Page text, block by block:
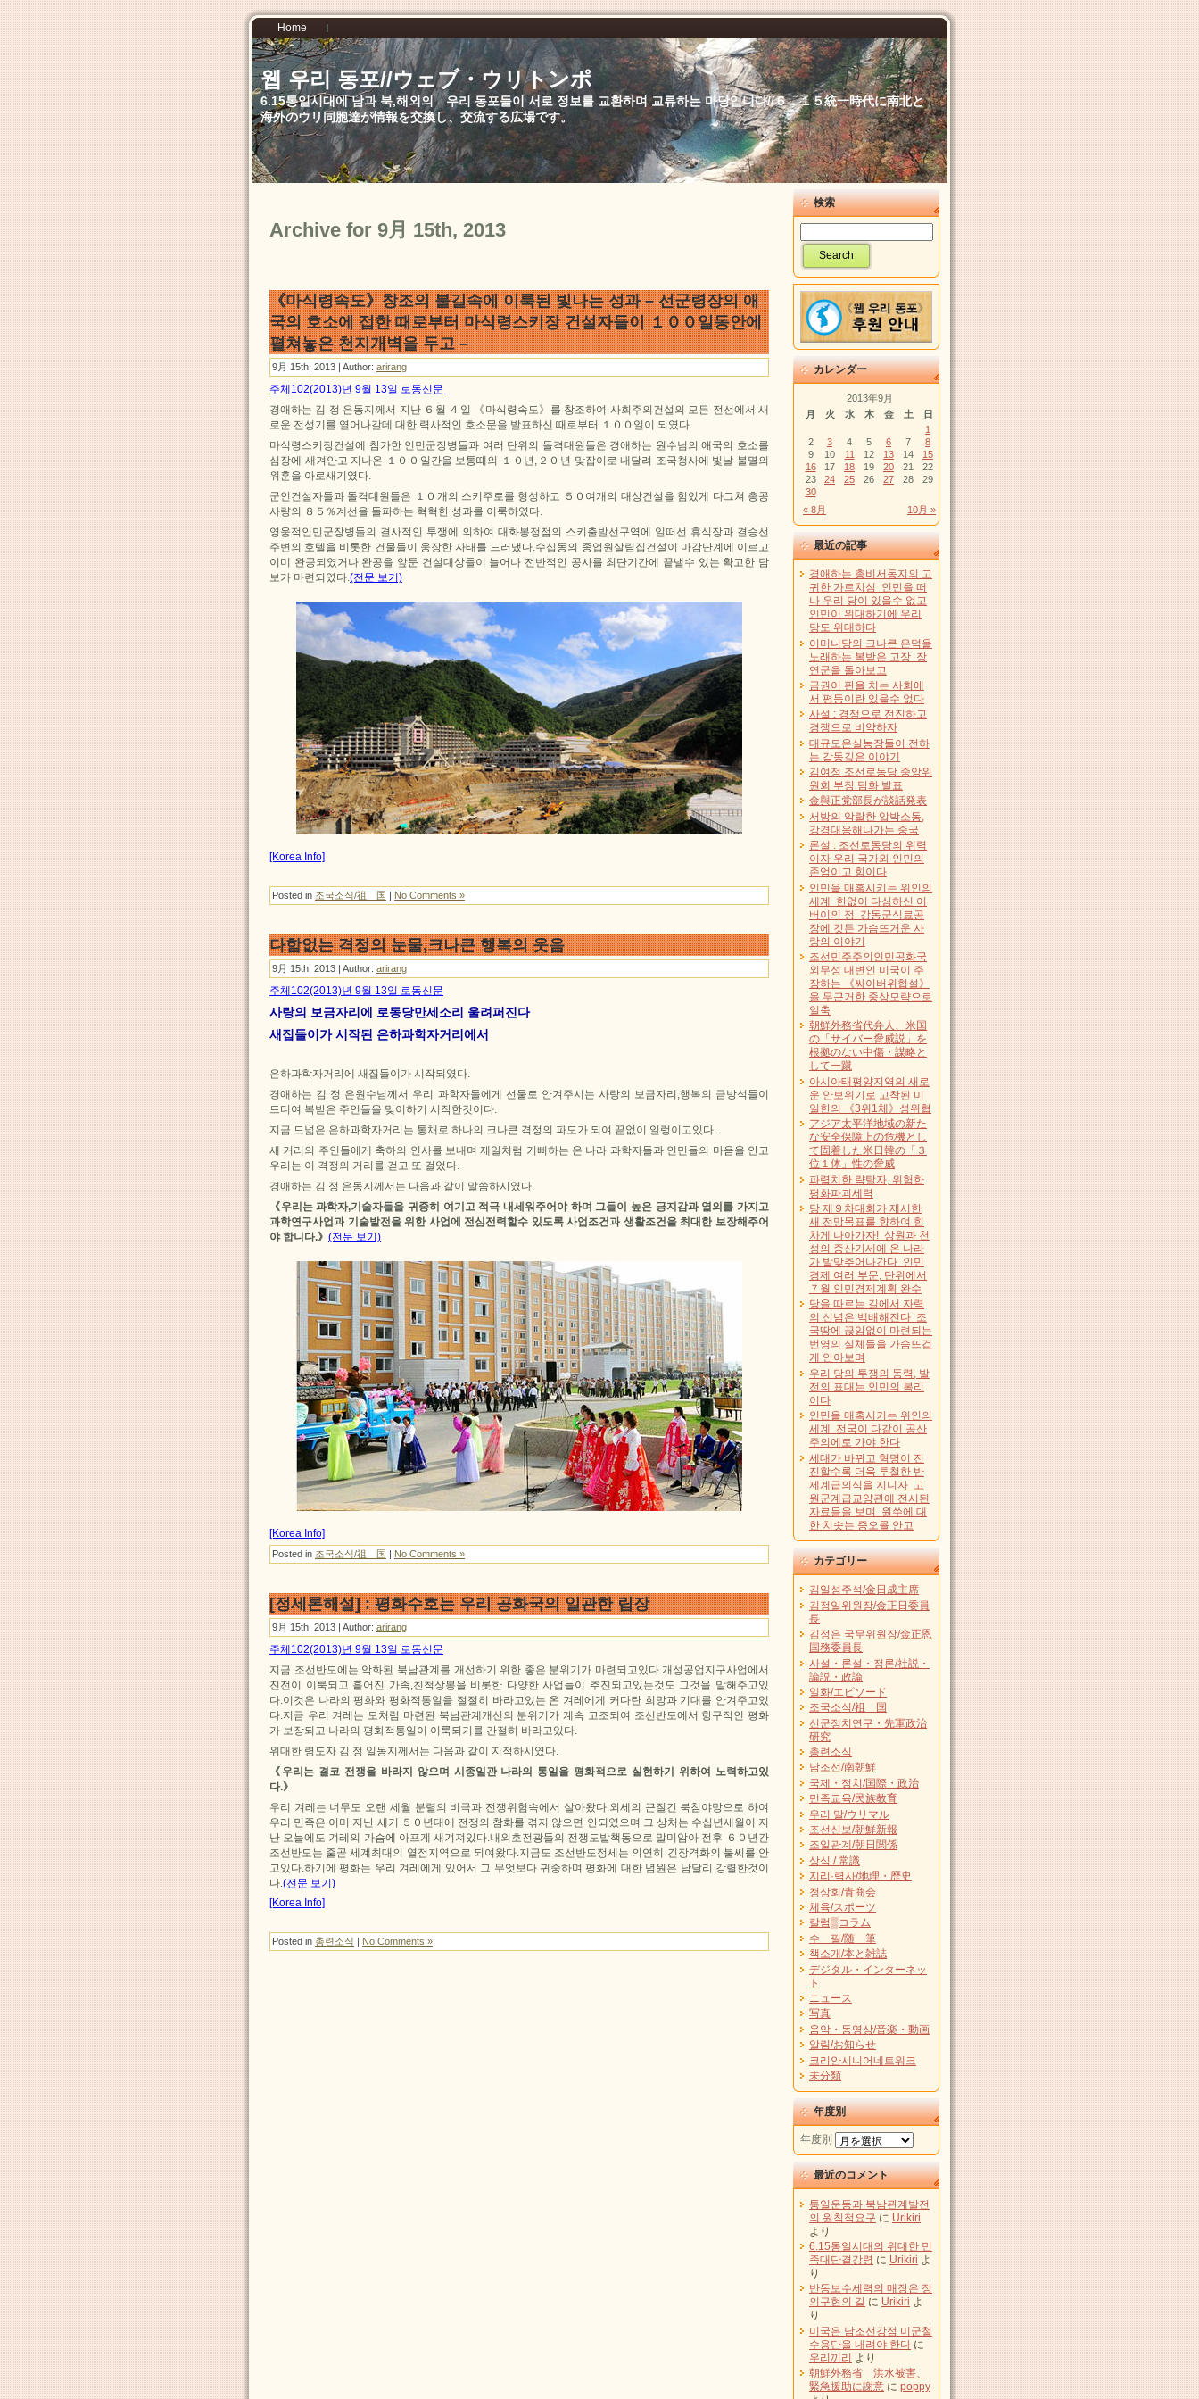
Home
웹 우리 동포//ウェブ・ウリトンポ
6.15통일시대에 남과 북,해외의 우리 동포들이 서로 정보를 교환하며 교류하는 마당입니다//６．１５統一時代に南北と
海外のウリ同胞達が情報を交換し、交流する広場です。
Archive for 9月 15th, 2013
《마식령속도》창조의 불길속에 이룩된 빛나는 성과 – 선군령장의 애
국의 호소에 접한 때로부터 마식령스키장 건설자들이 １００일동안에
펼쳐놓은 천지개벽을 두고 –
9月 15th, 2013 | Author: arirang
주체102(2013)년 9월 13일 로동신문
경애하는 김 정 은동지께서 지난 ６월 ４일 《마식령속도》를 창조하여 사회주의건설의 모든 전선에서 새
로운 전성기를 열어나갈데 대한 력사적인 호소문을 발표하신 때로부터 １００일이 되였다.
마식령스키장건설에 참가한 인민군장병들과 여러 단위의 돌격대원들은 경애하는 원수님의 애국의 호소를
심장에 새겨안고 지나온 １００일간을 보통때의 １０년,２０년 맞잡이로 내달려 조국청사에 빛날 불멸의
위훈을 아로새기였다.
군인건설자들과 돌격대원들은 １０개의 스키주로를 형성하고 ５０여개의 대상건설을 힘있게 다그쳐 총공
사량의 ８５％계선을 돌파하는 혁혁한 성과를 이룩하였다.
영웅적인민군장병들의 결사적인 투쟁에 의하여 대화봉정점의 스키출발선구역에 일떠선 휴식장과 결승선
주변의 호텔을 비롯한 건물들이 웅장한 자태를 드러냈다.수십동의 종업원살림집건설이 마감단계에 이르고
이미 완공되였거나 완공을 앞둔 건설대상들이 늘어나 전반적인 공사를 최단기간에 끝낼수 있는 확고한 담
보가 마련되였다. (전문 보기)
[Korea Info]
Posted in 조국소식/祖 国 | No Comments »
다함없는 격정의 눈물,크나큰 행복의 웃음
9月 15th, 2013 | Author: arirang
주체102(2013)년 9월 13일 로동신문
사랑의 보금자리에 로동당만세소리 울려퍼진다
새집들이가 시작된 은하과학자거리에서
은하과학자거리에 새집들이가 시작되였다.
경애하는 김 정 은원수님께서 우리 과학자들에게 선물로 안겨주시는 사랑의 보금자리,행복의 금방석들이
드디여 복받은 주인들을 맞이하기 시작한것이다.
지금 드넓은 은하과학자거리는 통채로 하나의 크나큰 격정의 파도가 되여 끝없이 일렁이고있다.
새 거리의 주인들에게 축하의 인사를 보내며 제일처럼 기뻐하는 온 나라 과학자들과 인민들의 마음을 안고
우리는 이 격정의 거리를 걷고 또 걸었다.
경애하는 김 정 은동지께서는 다음과 같이 말씀하시였다.
《우리는 과학자,기술자들을 귀중히 여기고 적극 내세워주어야 하며 그들이 높은 긍지감과 열의를 가지고
과학연구사업과 기술발전을 위한 사업에 전심전력할수 있도록 사업조건과 생활조건을 최대한 보장해주어
야 합니다.》 (전문 보기)
[Korea Info]
Posted in 조국소식/祖 国 | No Comments »
[정세론해설] : 평화수호는 우리 공화국의 일관한 립장
9月 15th, 2013 | Author: arirang
주체102(2013)년 9월 13일 로동신문
지금 조선반도에는 악화된 북남관계를 개선하기 위한 좋은 분위기가 마련되고있다.개성공업지구사업에서
진전이 이룩되고 흩어진 가족,친척상봉을 비롯한 다양한 사업들이 추진되고있는것도 그것을 말해주고있
다.이것은 나라의 평화와 평화적통일을 절절히 바라고있는 온 겨레에게 커다란 희망과 기대를 안겨주고있
다.지금 우리 겨레는 모처럼 마련된 북남관계개선의 분위기가 계속 고조되여 조선반도에서 항구적인 평화
가 보장되고 나라의 평화적통일이 이룩되기를 간절히 바라고있다.
위대한 령도자 김 정 일동지께서는 다음과 같이 지적하시였다.
《우리는 결코 전쟁을 바라지 않으며 시종일관 나라의 통일을 평화적으로 실현하기 위하여 노력하고있
다.》
우리 겨레는 너무도 오랜 세월 분렬의 비극과 전쟁위험속에서 살아왔다.외세의 끈질긴 북침야망으로 하여
우리 민족은 이미 지난 세기 ５０년대에 전쟁의 참화를 겪지 않으면 안되였으며 그 상처는 수십년세월이 지
난 오늘에도 겨레의 가슴에 아프게 새겨져있다.내외호전광들의 전쟁도발책동으로 말미암아 전후 ６０년간
조선반도는 줄곧 세계최대의 열점지역으로 되여왔다.지금도 조선반도정세는 의연히 긴장격화의 불씨를 안
고있다.하기에 평화는 우리 겨레에게 있어서 그 무엇보다 귀중하며 평화에 대한 념원은 남달리 강렬한것이
다.(전문 보기)
[Korea Info]
Posted in 총련소식 | No Comments »
検索
カレンダー
2013年9月
月
火 水 木 金 土 日
« 8月 10月 »
1
2
3 4 5 6 7
8
9
10 11 12 13 14
15
16
17 18 19 20 21
22
23
24 25 26 27 28
29
30
最近の記事
경애하는 총비서동지의 고
귀한 가르치심 인민을 떠
나 우리 당이 있을수 없고
인민이 위대하기에 우리
당도 위대하다
어머니당의 크나큰 은덕을
노래하는 복받은 고장 장
연군을 돌아보고
금권이 판을 치는 사회에
서 평등이란 있을수 없다
사설 : 경쟁으로 전진하고
경쟁으로 비약하자
대규모온실농장들이 전하
는 감동깊은 이야기
김여정 조선로동당 중앙위
원회 부장 담화 발표
金與正党部長が談話発表
서방의 악랄한 압박소동,
강경대응해나가는 중국
론설 : 조선로동당의 위력
이자 우리 국가와 인민의
존엄이고 힘이다
인민을 매혹시키는 위인의
세계 한없이 다심하신 어
버이의 정 강동군식료공
장에 깃든 가슴뜨거운 사
랑의 이야기
조선민주주의인민공화국
외무성 대변인 미국이 주
장하는 《싸이버위협설》
을 무근거한 중상모략으로
일축
朝鮮外務省代弁人、米国
の「サイバー脅威説」を
根拠のない中傷・謀略と
して一蹴
아시아태평양지역의 새로
운 안보위기로 고착된 미
일한의 《3위1체》성위협
アジア太平洋地域の新た
な安全保障上の危機とし
て固着した米日韓の「３
位１体」性の脅威
파렴치한 략탈자, 위험한
평화파괴세력
당 제９차대회가 제시한
새 전망목표를 향하여 힘
차게 나아가자! 상원과 천
성의 증산기세에 온 나라
가 발맞추어나간다 인민
경제 여러 부문, 단위에서
７월 인민경제계획 완수
당을 따르는 길에서 자력
의 신념은 백배해진다 조
국땅에 끊임없이 마련되는
번영의 실체들을 가슴뜨겁
게 안아보며
우리 당의 투쟁의 동력, 발
전의 표대는 인민의 복리
이다
인민을 매혹시키는 위인의
세계 전국이 다같이 공산
주의에로 가야 한다
세대가 바뀌고 혁명이 전
진할수록 더욱 투철한 반
제계급의식을 지니자 고
원군계급교양관에 전시된
자료들을 보며 원쑤에 대
한 치솟는 증오를 안고
カテゴリー
김일성주석/金日成主席
김정일위원장/金正日委員
長
김정은 국무위원장/金正恩
国務委員長
사설・론설・정론/社説・
論説・政論
일화/エピソード
조국소식/祖 国
선군정치연구・先軍政治
研究
총련소식
남조선/南朝鮮
국제・정치/国際・政治
민족교육/民族教育
우리 말/ウリマル
조선신보/朝鮮新報
조일관계/朝日関係
상식 / 常識
지리·력사/地理・歴史
청상회/青商会
체육/スポーツ
칼럼▒コラム
수 필/随 筆
책소개/本と雑誌
デジタル・インターネッ
ト
ニュース
写真
음악・동영상/音楽・動画
알림/お知らせ
코리안시니어네트워크
未分類
年度別
年度別
最近のコメント
통일운동과 북남관계발전
의 원칙적요구 に Urikiri
より
6.15통일시대의 위대한 민
족대단결강령 に Urikiri よ
り
반동보수세력의 매장은 정
의구현의 길 に Urikiri よ
り
미국은 남조선강점 미군철
수용단을 내려야 한다 に
우리끼리 より
朝鮮外務省 洪水被害、
緊急援助に謝意 に poppy